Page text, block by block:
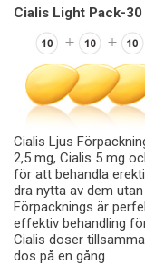
Cialis Light Pack-30
Cialis Ljus
2,5 mg, Cialis 5 mg
för att behandla
dra nytta av dem
Förpacknings är
effektiv behandling
Cialis doser
dos på en gång.